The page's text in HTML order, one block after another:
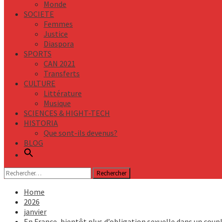
Monde
SOCIETE
Femmes
Justice
Diaspora
SPORTS
CAN 2021
Transferts
CULTURE
Littérature
Musique
SCIENCES & HIGHT-TECH
HISTORIA
Que sont-ils devenus?
BLOG
Rechercher :
Home
2026
janvier